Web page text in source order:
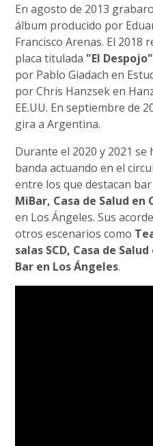
En agosto de 2013
álbum producido por
Francisco Arenas. El
placa titulada "El Despojo"
por Pablo Giadach en
por Chris Hanzsek en
EE.UU. En septiembre de
gira a Argentina.
Durante el 2020 y 2021
banda actuando en el
entre los que destacan bar
MiBar, Casa de Salud en
en Los Ángeles. Sus
otros escenarios como
salas SCD, Casa de
Bar en Los Ángeles.